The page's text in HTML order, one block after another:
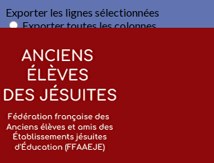
Exporter les lignes sélectionnées
Exporter toutes les colonnes
Menu
Ajoutez un logo, un bouton, des réseaux
Cliquez pour éditer